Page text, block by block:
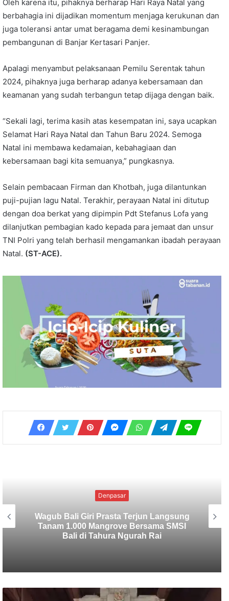
Oleh karena itu, pihaknya berharap Hari Raya Natal yang
berbahagia ini dijadikan momentum menjaga kerukunan dan
juga toleransi antar umat beragama demi kesinambungan
pembangunan di Banjar Kertasari Panjer.
Apalagi menyambut pelaksanaan Pemilu Serentak tahun
2024, pihaknya juga berharap adanya kebersamaan dan
keamanan yang sudah terbangun tetap dijaga dengan baik.
“Sekali lagi, terima kasih atas kesempatan ini, saya ucapkan
Selamat Hari Raya Natal dan Tahun Baru 2024. Semoga
Natal ini membawa kedamaian, kebahagiaan dan
kebersamaan bagi kita semuanya,” pungkasnya.
Selain pembacaan Firman dan Khotbah, juga dilantunkan
puji-pujian lagu Natal. Terakhir, perayaan Natal ini ditutup
dengan doa berkat yang dipimpin Pdt Stefanus Lofa yang
dilanjutkan pembagian kado kepada para jemaat dan unsur
TNI Polri yang telah berhasil mengamankan ibadah perayaan
Natal. (ST-ACE).
Uncategorized
SMSI Bali Tanam 1.000 Mangrove di
Tahura Ngurah Rai dalam Rangka HPN
2026